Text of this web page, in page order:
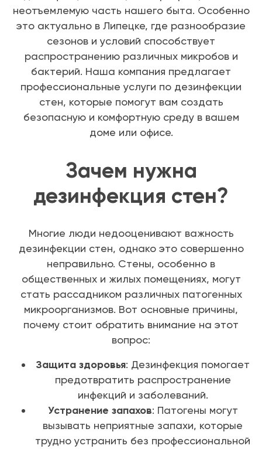
неотъемлемую часть нашего быта. Особенно
это актуально в Липецке, где разнообразие
сезонов и условий способствует
распространению различных микробов и
бактерий. Наша компания предлагает
профессиональные услуги по дезинфекции
стен, которые помогут вам создать
безопасную и комфортную среду в вашем
доме или офисе.
Зачем нужна
дезинфекция стен?
Многие люди недооценивают важность
дезинфекции стен, однако это совершенно
неправильно. Стены, особенно в
общественных и жилых помещениях, могут
стать рассадником различных патогенных
микроорганизмов. Вот основные причины,
почему стоит обратить внимание на этот
вопрос:
Защита здоровья: Дезинфекция помогает
предотвратить распространение
инфекций и заболеваний.
Устранение запахов: Патогены могут
вызывать неприятные запахи, которые
трудно устранить без профессиональной